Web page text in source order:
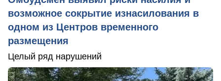
возможное сокрытие изнасилования в
одном из Центров временного
размещения
Целый ряд нарушений